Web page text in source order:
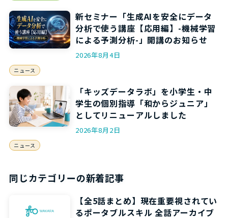
新セミナー「生成AIを安全にデータ
分析で使う講座【応用編】-機械学習
による予測分析-」開講のお知らせ
2026年8月4日
ニュース
「キッズデータラボ」を小学生・中
学生の個別指導「和からジュニア」
としてリニューアルしました
2026年8月2日
ニュース
同じカテゴリーの新着記事
【全5話まとめ】現在重要視されてい
るポータブルスキル 全話アーカイブ